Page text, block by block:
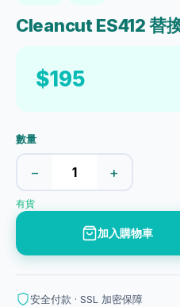
Cleancut ES412 替
$195
數量
− +
有貨
加入購物車
安全付款 · SSL 加密保障